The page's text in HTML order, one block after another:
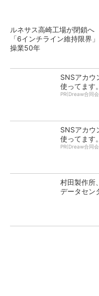
ルネサス高崎工場が閉鎖へ
「6インチライン維持限界」
操業50年
SNSアカウ
使ってます。
PR(Dreaw合同
SNSアカウ
使ってます。
PR(Dreaw合同
村田製作所
データセン